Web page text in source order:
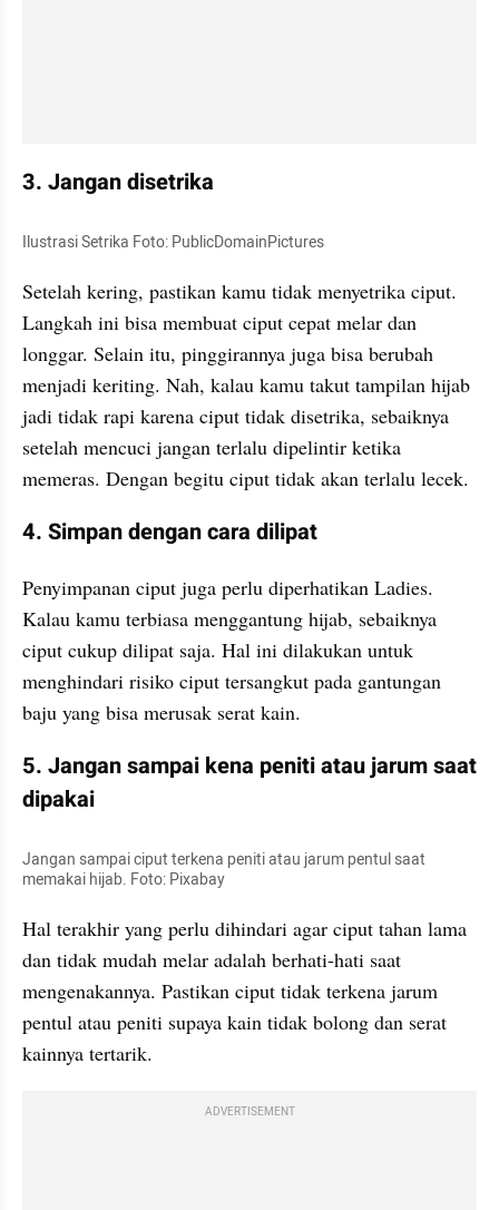
3. Jangan disetrika
Ilustrasi Setrika Foto: PublicDomainPictures
Setelah kering, pastikan kamu tidak menyetrika ciput.
Langkah ini bisa membuat ciput cepat melar dan
longgar. Selain itu, pinggirannya juga bisa berubah
menjadi keriting. Nah, kalau kamu takut tampilan hijab
jadi tidak rapi karena ciput tidak disetrika, sebaiknya
setelah mencuci jangan terlalu dipelintir ketika
memeras. Dengan begitu ciput tidak akan terlalu lecek.
4. Simpan dengan cara dilipat
Penyimpanan ciput juga perlu diperhatikan Ladies.
Kalau kamu terbiasa menggantung hijab, sebaiknya
ciput cukup dilipat saja. Hal ini dilakukan untuk
menghindari risiko ciput tersangkut pada gantungan
baju yang bisa merusak serat kain.
5. Jangan sampai kena peniti atau jarum saat
dipakai
Jangan sampai ciput terkena peniti atau jarum pentul saat
memakai hijab. Foto: Pixabay
Hal terakhir yang perlu dihindari agar ciput tahan lama
dan tidak mudah melar adalah berhati-hati saat
mengenakannya. Pastikan ciput tidak terkena jarum
pentul atau peniti supaya kain tidak bolong dan serat
kainnya tertarik.
ADVERTISEMENT